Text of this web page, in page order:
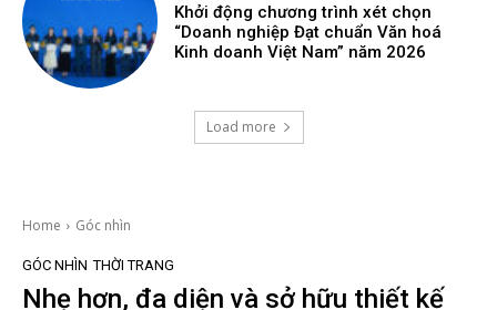
Khởi động chương trình xét chọn
“Doanh nghiệp Đạt chuẩn Văn hoá
Kinh doanh Việt Nam” năm 2026
Load more